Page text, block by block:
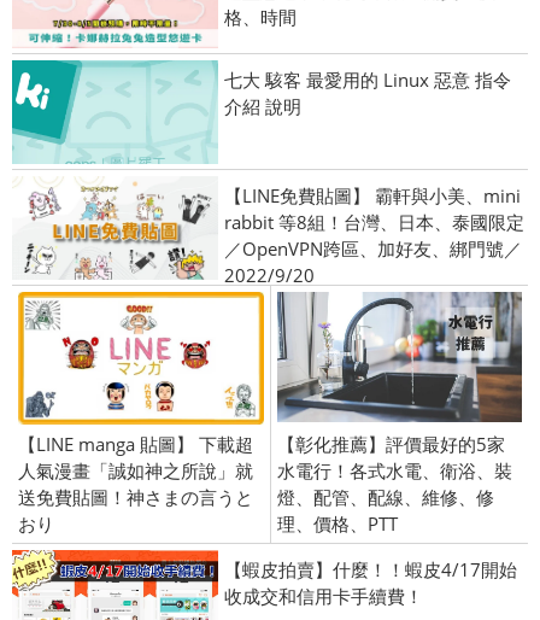
格、時間
七大 駭客 最愛用的 Linux 惡意 指令
介紹 說明
【LINE免費貼圖】 霸軒與小美、mini
rabbit 等8組！台灣、日本、泰國限定
／OpenVPN跨區、加好友、綁門號／
2022/9/20
【LINE manga 貼圖】 下載超
人氣漫畫「誠如神之所說」就
送免費貼圖！神さまの言うと
おり
【彰化推薦】評價最好的5家
水電行！各式水電、衛浴、裝
燈、配管、配線、維修、修
理、價格、PTT
【蝦皮拍賣】什麼！！蝦皮4/17開始
收成交和信用卡手續費！